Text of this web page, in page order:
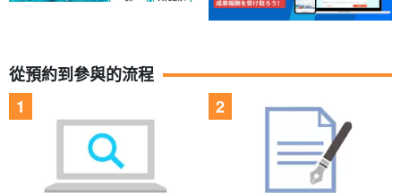
從預約到參與的流程